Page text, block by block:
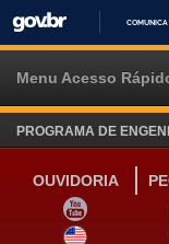
Menu Acesso
PROGRAMA DE
OUVIDORIA
YOUTUBE
SITE INGLÊS